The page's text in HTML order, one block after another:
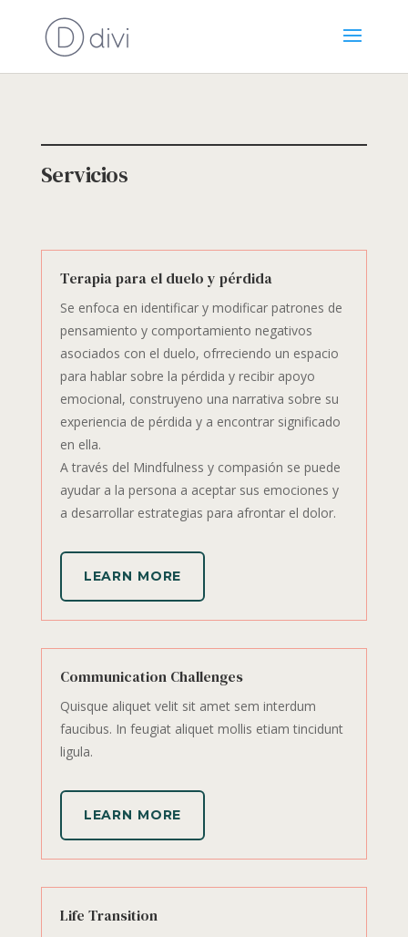
Servicios
Terapia para el duelo y pérdida
Se enfoca en identificar y modificar patrones de
pensamiento y comportamiento negativos
asociados con el duelo, ofrreciendo un espacio
para hablar sobre la pérdida y recibir apoyo
emocional, construyeno una narrativa sobre su
experiencia de pérdida y a encontrar significado
en ella.
A través del Mindfulness y compasión se puede
ayudar a la persona a aceptar sus emociones y
a desarrollar estrategias para afrontar el dolor.
LEARN MORE
Communication Challenges
Quisque aliquet velit sit amet sem interdum
faucibus. In feugiat aliquet mollis etiam tincidunt
ligula.
LEARN MORE
Life Transition